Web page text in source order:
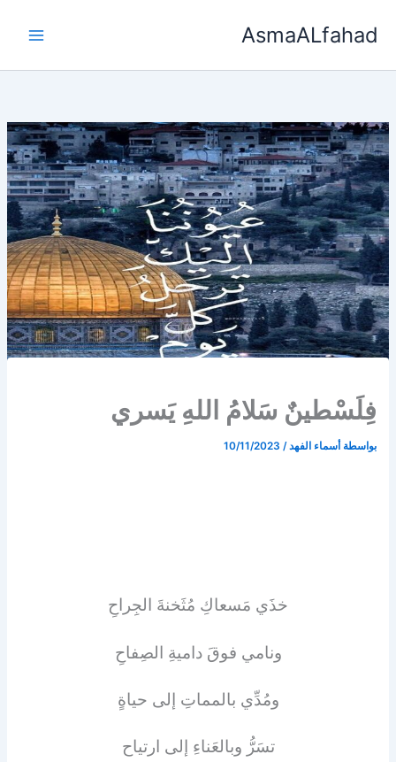
AsmaALfahad
فِلَسْطينٌ سَلامُ اللهِ يَسري
بواسطة أسماء الفهد/
10/11/2023
خذَي مَسعاكِ مُثَخنةَ الجِراحِ
ونامي فوقَ داميةِ الصِفاحِ
ومُدِّي بالمماتِ إلى حياةٍ
تسَرُّ وبالعَناءِ إلى ارتياح